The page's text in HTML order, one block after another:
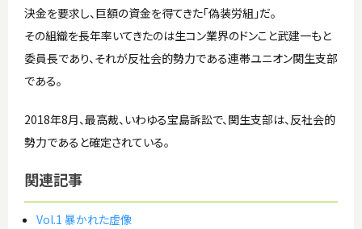
決金を要求し、巨額の資金を得てきた「偽装労組」だ。
その組織を長年率いてきたのは生コン業界のドンこと武建一もと
委員長であり、それが反社会的勢力である連帯ユニオン関生支部
である。
2018年8月、最高裁、いわゆる宝島訴訟で、関生支部は、反社会的
勢力であると確定されている。
関連記事
Vol.1 暴かれた虚像